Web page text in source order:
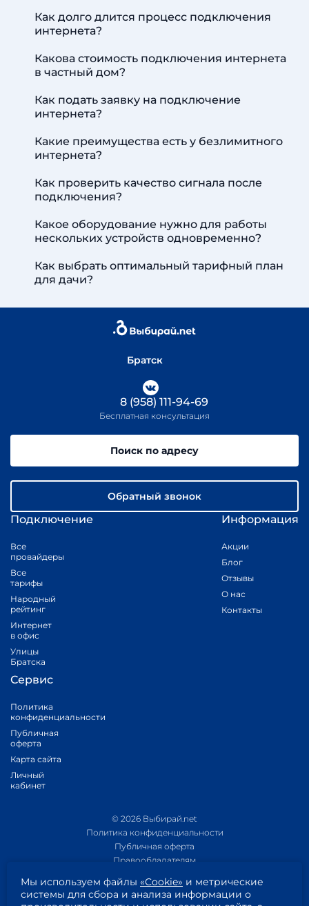
Как долго длится процесс подключения
интернета?
Какова стоимость подключения интернета
в частный дом?
Как подать заявку на подключение
интернета?
Какие преимущества есть у безлимитного
интернета?
Как проверить качество сигнала после
подключения?
Какое оборудование нужно для работы
нескольких устройств одновременно?
Как выбрать оптимальный тарифный план
для дачи?
Братск
Подключение
Все
провайдеры
Все
тарифы
Народный
рейтинг
Интернет
в офис
Улицы
Братска
Информация
Акции
Блог
Отзывы
О нас
Контакты
Сервис
Политика
конфиденциальности
Публичная
оферта
Карта сайта
Личный
кабинет
8 (958) 111-94-69
Бесплатная консультация
Поиск по адресу
Обратный звонок
© 2026 Выбирай.net
Политика конфиденциальности
Публичная оферта
Правообладателям
Приложение 1
Приложение 2
Мы используем файлы «Cookie» и метрические
системы для сбора и анализа информации о